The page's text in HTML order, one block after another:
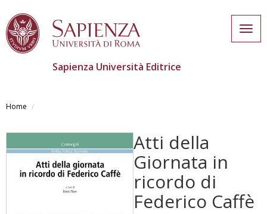
contenuto
Sapienza Università Editrice
Home
Atti della
Giornata in
ricordo di
Federico Caffè